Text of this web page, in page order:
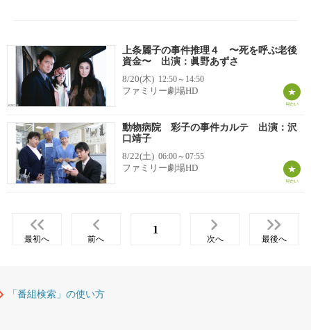
上条麗子の事件推理４ 〜死を呼ぶ老後
資金〜 出演：眞野あずさ
8/20(木) 12:50～14:50
ファミリー劇場HD
動物病院 彩子の事件カルテ 出演：沢
口靖子
8/22(土) 06:00～07:55
ファミリー劇場HD
最初へ 前へ
1
次へ 最後へ
「番組検索」の使い方